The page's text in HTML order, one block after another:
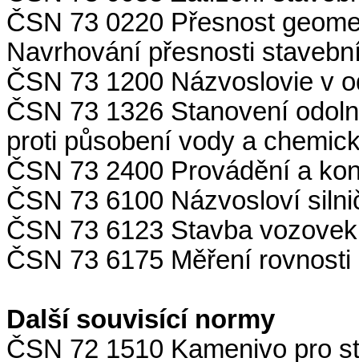
ČSN 73 0220 Přesnost
Navrhování přesnosti
ČSN 73 1200 Názvoslovie v
ČSN 73 1326 Stanovení
proti působení vody a
ČSN 73 2400 Provádění a
ČSN 73 6100 Názvosloví
ČSN 73 6123 Stavba
ČSN 73 6175 Měření
Další souvisící normy
ČSN 72 1510 Kamenivo pro